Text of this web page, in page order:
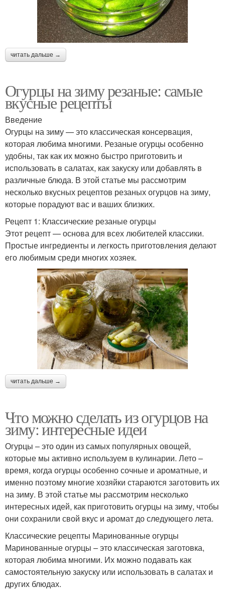
читать дальше →
Огурцы на зиму резаные: самые
вкусные рецепты
Введение
Огурцы на зиму — это классическая консервация,
которая любима многими. Резаные огурцы особенно
удобны, так как их можно быстро приготовить и
использовать в салатах, как закуску или добавлять в
различные блюда. В этой статье мы рассмотрим
несколько вкусных рецептов резаных огурцов на зиму,
которые порадуют вас и ваших близких.
Рецепт 1: Классические резаные огурцы
Этот рецепт — основа для всех любителей классики.
Простые ингредиенты и легкость приготовления делают
его любимым среди многих хозяек.
читать дальше →
Что можно сделать из огурцов на
зиму: интересные идеи
Огурцы – это один из самых популярных овощей,
которые мы активно используем в кулинарии. Лето –
время, когда огурцы особенно сочные и ароматные, и
именно поэтому многие хозяйки стараются заготовить их
на зиму. В этой статье мы рассмотрим несколько
интересных идей, как приготовить огурцы на зиму, чтобы
они сохранили свой вкус и аромат до следующего лета.
Классические рецепты Маринованные огурцы
Маринованные огурцы – это классическая заготовка,
которая любима многими. Их можно подавать как
самостоятельную закуску или использовать в салатах и
других блюдах.